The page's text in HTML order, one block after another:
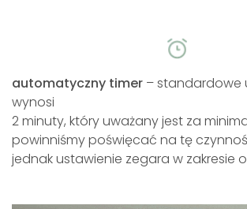
automatyczny timer – standardowe
wynosi
2 minuty, który uważany jest za
powinniśmy poświęcać na tę
jednak ustawienie zegara w zakresie